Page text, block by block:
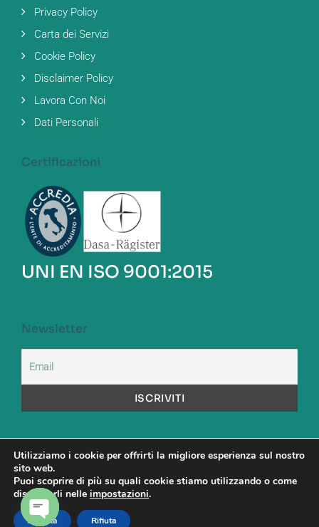
Privacy Policy
Carta dei Servizi
Cookie Policy
Disclaimer Policy
Lavora Con Noi
Dati Personali
Certificazioni
UNI EN ISO 9001:2015
Newsletter
A.S.S.A. S.p.a. Capitale Sociale versato: Euro 1.000.000,00
Codice Fiscale: 00480890581 – Partita Iva: 00904531001 -
Utilizziamo i cookie per offrirti la migliore esperienza sul nostro
sito web.
Puoi scoprire di più su quali cookie stiamo utilizzando o come
disattivarli nelle impostazioni.
Accetta Rifiuta